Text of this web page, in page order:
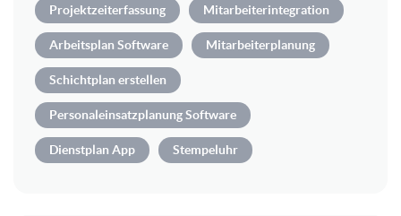
Projektzeiterfassung Mitarbeiterintegration
Arbeitsplan Software Mitarbeiterplanung
Schichtplan erstellen
Personaleinsatzplanung Software
Dienstplan App Stempeluhr